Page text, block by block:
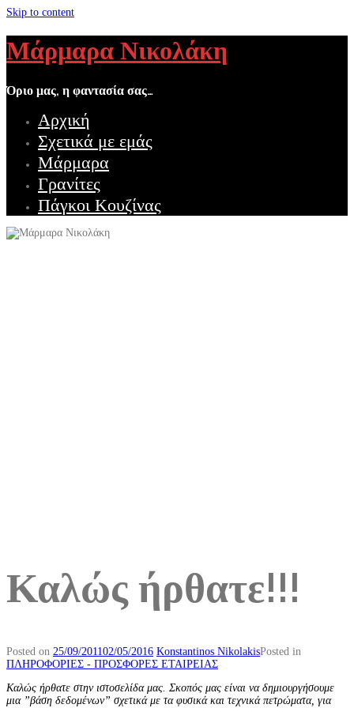
Skip to content
Μάρμαρα Νικολάκη
Όριο μας, η φαντασία σας…
Αρχική
Σχετικά με εμάς
Μάρμαρα
Γρανίτες
Πάγκοι Κουζίνας
Καλώς ήρθατε!!!
Posted on 25/09/201102/05/2016 Konstantinos NikolakisPosted in
ΠΛΗΡΟΦΟΡΙΕΣ - ΠΡΟΣΦΟΡΕΣ ΕΤΑΙΡΕΙΑΣ
Καλώς ήρθατε στην ιστοσελίδα μας. Σκοπός μας είναι να δημιουργήσουμε
μια ”βάση δεδομένων” σχετικά με τα φυσικά και τεχνικά πετρώματα, για